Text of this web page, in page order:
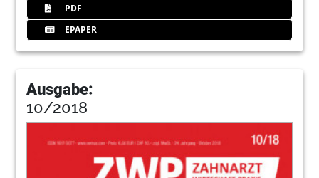
PDF
EPAPER
Ausgabe:
10/2018